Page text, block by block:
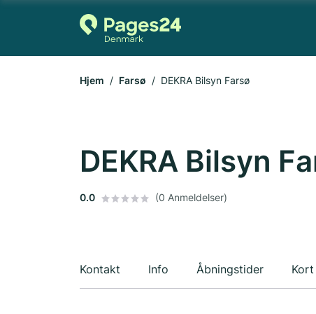
Hjem Farsø DEKRA Bilsyn Farsø
DEKRA Bilsyn
0.0 (0 Anmeldelser)
Kontakt Info Åbningstider Kort